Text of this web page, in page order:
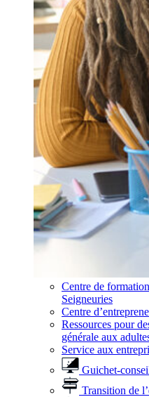
Centre de
Seigneuries
Centre
Ressources pour
générale aux
Service aux
Guichet-
Transition de